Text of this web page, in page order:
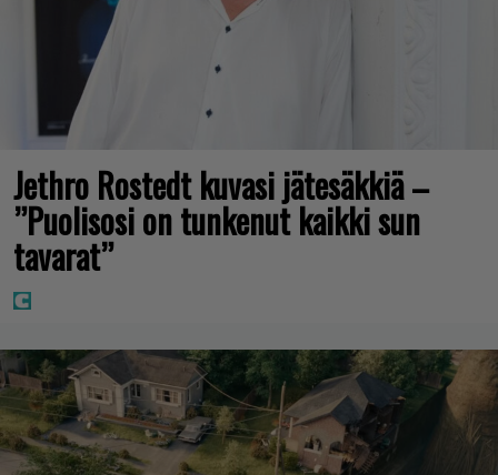
Jethro Rostedt kuvasi jätesäkkiä –
”Puolisosi on tunkenut kaikki sun
tavarat”